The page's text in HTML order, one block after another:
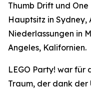
Thumb Drift und One
Hauptsitz in
Niederlassungen in
Angeles, Kalifornien.
LEGO Party! war für
Traum, der dank der